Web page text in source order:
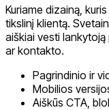
Kuriame dizainą,
tikslinį klientą.
aiškiai vesti
ar kontakto.
Pagrindinio ir
Mobilios
Aiškūs CTA,